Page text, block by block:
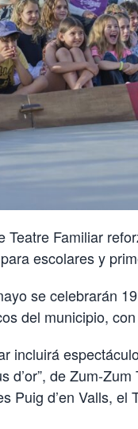
Teatre Familiar
escolares y
se celebrarán
del municipio,
incluirá
d’or”, de Zum-
Puig d’en Valls,